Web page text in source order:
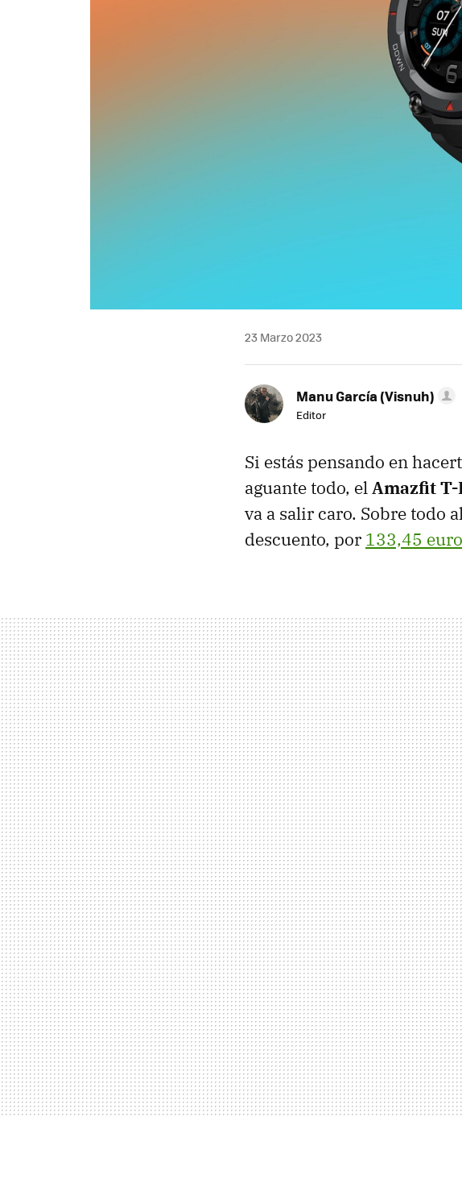
23 Marzo 2023
Manu García (Visnuh)
Editor
Si estás pensando en
aguante todo, elAmazfit T-
va a salir caro. Sobre todo
descuento, por 133,45